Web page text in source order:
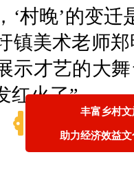
‘村晚’的变
镇美术老师郑
示才艺的大
红火了”。
丰富乡村
助力经济效益